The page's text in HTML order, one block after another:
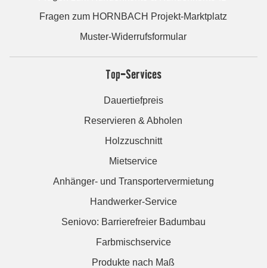
Fragen zum HORNBACH Projekt-Marktplatz
Muster-Widerrufsformular
Top-Services
Dauertiefpreis
Reservieren & Abholen
Holzzuschnitt
Mietservice
Anhänger- und Transportervermietung
Handwerker-Service
Seniovo: Barrierefreier Badumbau
Farbmischservice
Produkte nach Maß